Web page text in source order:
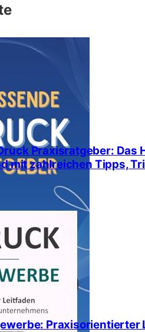
Praxisratgeber:
mit zahlreichen Tipps,